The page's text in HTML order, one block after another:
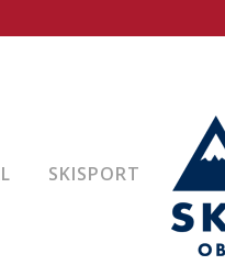
SKISPORT
-